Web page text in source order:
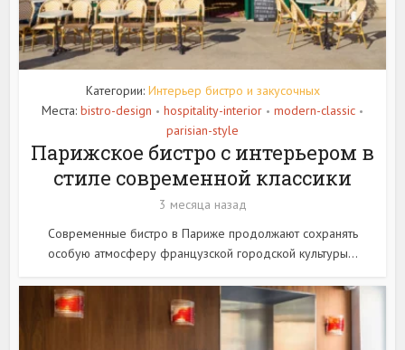
Категории: Интерьер бистро и закусочных
Места: bistro-design • hospitality-interior • modern-classic •
parisian-style
Парижское бистро с интерьером в
стиле современной классики
3 месяца назад
Современные бистро в Париже продолжают сохранять
особую атмосферу французской городской культуры...